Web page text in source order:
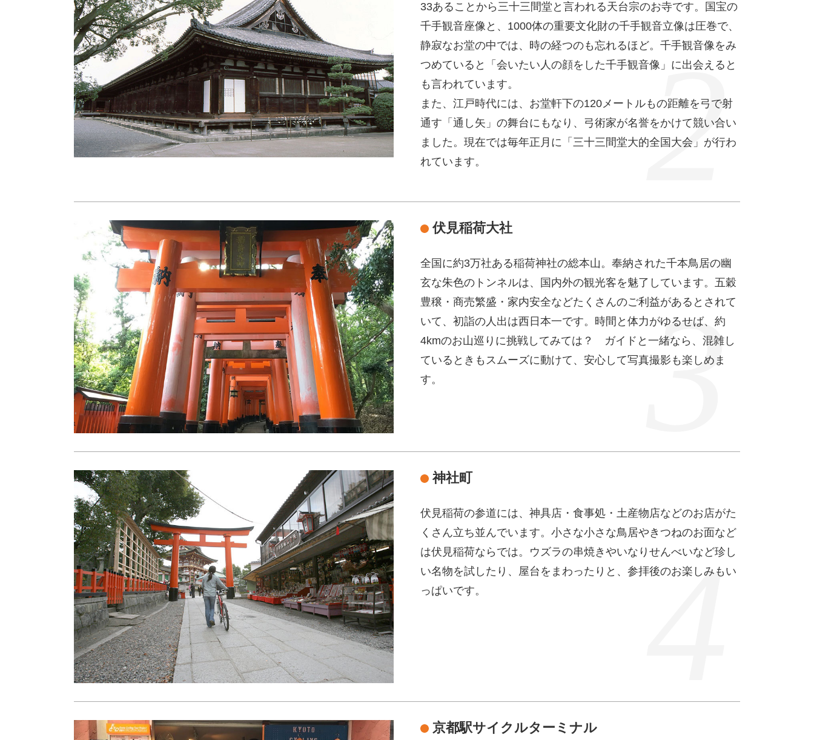
33あることから三十三間堂と言われる天台宗のお寺です。国宝の
千手観音座像と、1000体の重要文化財の千手観音立像は圧巻で、
静寂なお堂の中では、時の経つのも忘れるほど。千手観音像をみ
つめていると「会いたい人の顔をした千手観音像」に出会えると
も言われています。
また、江戸時代には、お堂軒下の120メートルもの距離を弓で射
通す「通し矢」の舞台にもなり、弓術家が名誉をかけて競い合い
ました。現在では毎年正月に「三十三間堂大的全国大会」が行わ
れています。
伏見稲荷大社
全国に約3万社ある稲荷神社の総本山。奉納された千本鳥居の幽
玄な朱色のトンネルは、国内外の観光客を魅了しています。五穀
豊穣・商売繁盛・家内安全などたくさんのご利益があるとされて
いて、初詣の人出は西日本一です。時間と体力がゆるせば、約
4kmのお山巡りに挑戦してみては？ ガイドと一緒なら、混雑し
ているときもスムーズに動けて、安心して写真撮影も楽しめま
す。
神社町
伏見稲荷の参道には、神具店・食事処・土産物店などのお店がた
くさん立ち並んでいます。小さな小さな鳥居やきつねのお面など
は伏見稲荷ならでは。ウズラの串焼きやいなりせんべいなど珍し
い名物を試したり、屋台をまわったりと、参拝後のお楽しみもい
っぱいです。
京都駅サイクルターミナル